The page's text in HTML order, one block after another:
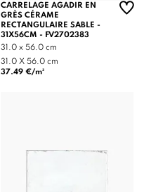
CARRELAGE AGADIR EN
GRÈS CÉRAME
RECTANGULAIRE SABLE -
31X56CM - FV2702383
31.0 x 56.0 cm
31.0 X 56.0 cm
37.49 €/m²